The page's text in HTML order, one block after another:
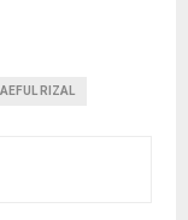
RIZAL